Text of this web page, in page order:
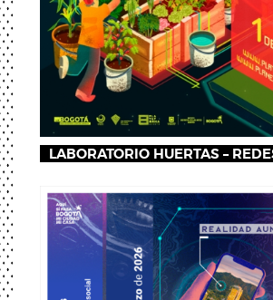
LABORATORIO HUERTAS –